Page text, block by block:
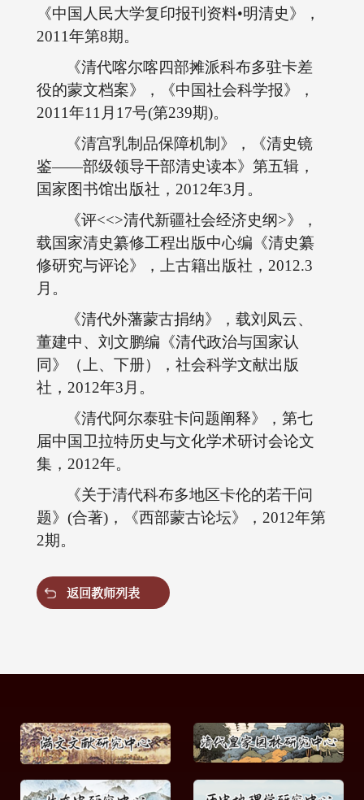
《中国人民大学复印报刊资料•明清史》，
2011年第8期。
《清代喀尔喀四部摊派科布多驻卡差
役的蒙文档案》，《中国社会科学报》，
2011年11月17号(第239期)。
《清宫乳制品保障机制》，《清史镜
鉴――部级领导干部清史读本》第五辑，
国家图书馆出版社，2012年3月。
《评<<>清代新疆社会经济史纲>》，
载国家清史纂修工程出版中心编《清史纂
修研究与评论》，上古籍出版社，2012.3
月。
《清代外藩蒙古捐纳》，载刘凤云、
董建中、刘文鹏编《清代政治与国家认
同》（上、下册），社会科学文献出版
社，2012年3月。
《清代阿尔泰驻卡问题阐释》，第七
届中国卫拉特历史与文化学术研讨会论文
集，2012年。
《关于清代科布多地区卡伦的若干问
题》(合著)，《西部蒙古论坛》，2012年第
2期。
返回教师列表